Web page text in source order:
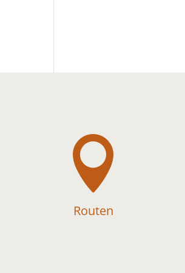

Routen